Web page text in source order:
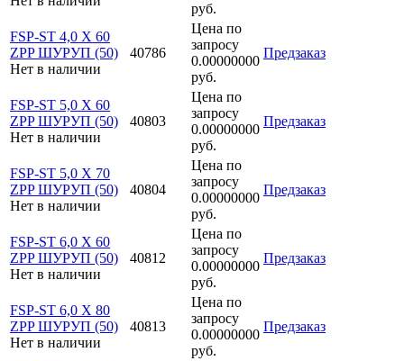
руб.
FSP-ST 4,0 X 60
ZPP ШУРУП (50)
Нет в наличии
40786
Цена по
запросу
0.00000000
руб.
Предзаказ
FSP-ST 5,0 X 60
ZPP ШУРУП (50)
Нет в наличии
40803
Цена по
запросу
0.00000000
руб.
Предзаказ
FSP-ST 5,0 X 70
ZPP ШУРУП (50)
Нет в наличии
40804
Цена по
запросу
0.00000000
руб.
Предзаказ
FSP-ST 6,0 X 60
ZPP ШУРУП (50)
Нет в наличии
40812
Цена по
запросу
0.00000000
руб.
Предзаказ
FSP-ST 6,0 X 80
ZPP ШУРУП (50)
Нет в наличии
40813
Цена по
запросу
0.00000000
руб.
Предзаказ